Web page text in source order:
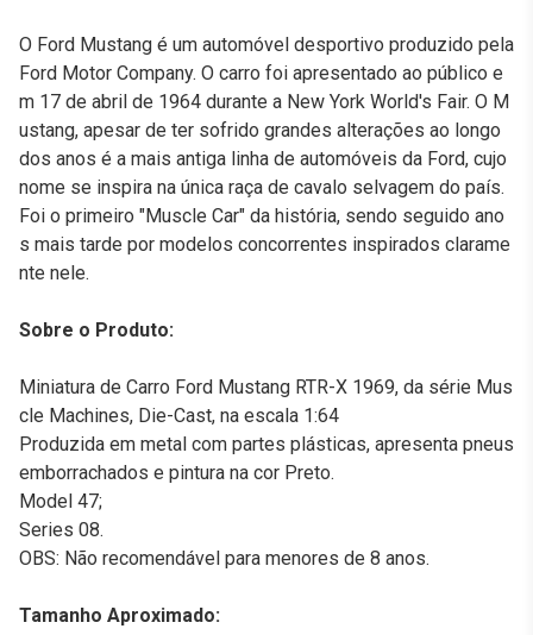
O Ford Mustang é um automóvel desportivo produzido pela
Ford Motor Company. O carro foi apresentado ao público e
m 17 de abril de 1964 durante a New York World's Fair. O M
ustang, apesar de ter sofrido grandes alterações ao longo
dos anos é a mais antiga linha de automóveis da Ford, cujo
nome se inspira na única raça de cavalo selvagem do país.
Foi o primeiro "Muscle Car" da história, sendo seguido ano
s mais tarde por modelos concorrentes inspirados clarame
nte nele.
Sobre o Produto:
Miniatura de Carro Ford Mustang RTR-X 1969, da série Mus
cle Machines, Die-Cast, na escala 1:64
Produzida em metal com partes plásticas, apresenta pneus
emborrachados e pintura na cor Preto.
Model 47;
Series 08.
OBS: Não recomendável para menores de 8 anos.
Tamanho Aproximado: